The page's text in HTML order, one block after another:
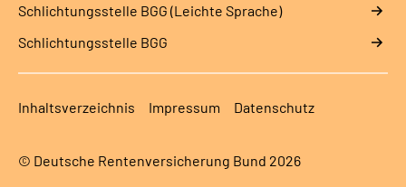
Schlich­tungs­stel­le BGG (Leichte Sprache)
Schlich­tungs­stel­le BGG
Inhaltsverzeichnis Impressum Datenschutz
© Deutsche Rentenversicherung Bund 2026